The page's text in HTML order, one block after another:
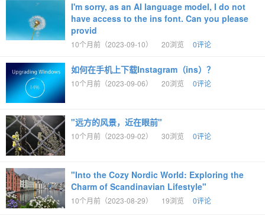
I'm sorry, as an AI language model, I do not
have access to the ins font. Can you please
provid
10个月前（2023-09-10） 20浏览 0评论
如何在手机上下载Instagram（ins）？
10个月前（2023-09-06） 20浏览 0评论
"远方的风景，近在眼前"
10个月前（2023-09-02） 30浏览 0评论
"Into the Cozy Nordic World: Exploring the
Charm of Scandinavian Lifestyle"
10个月前（2023-08-29） 19浏览 0评论